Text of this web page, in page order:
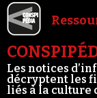
Les notices
décryptent les
liés à la culture